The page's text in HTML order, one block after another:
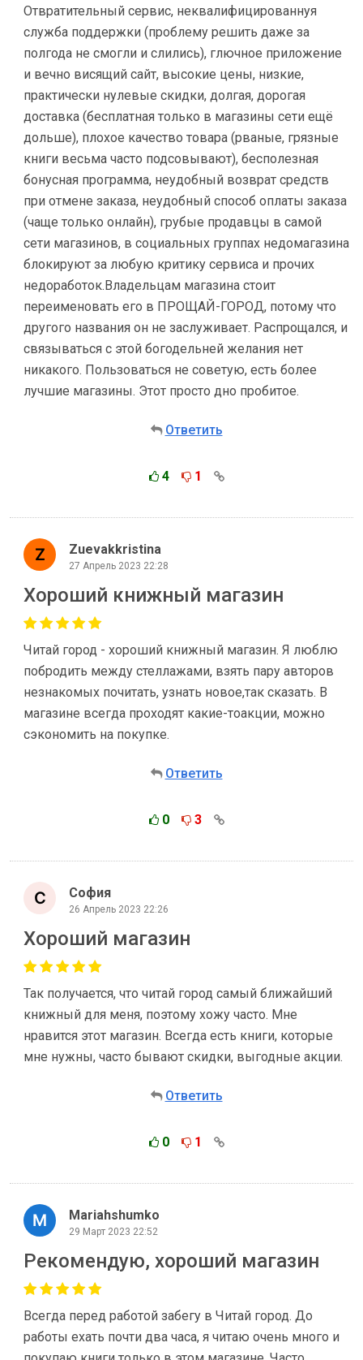
Отвратительный сервис, неквалифицированнуя
служба поддержки (проблему решить даже за
полгода не смогли и слились), глючное приложение
и вечно висящий сайт, высокие цены, низкие,
практически нулевые скидки, долгая, дорогая
доставка (бесплатная только в магазины сети ещё
дольше), плохое качество товара (рваные, грязные
книги весьма часто подсовывают), бесполезная
бонусная программа, неудобный возврат средств
при отмене заказа, неудобный способ оплаты заказа
(чаще только онлайн), грубые продавцы в самой
сети магазинов, в социальных группах недомагазина
блокируют за любую критику сервиса и прочих
недоработок.Владельцам магазина стоит
переименовать его в ПРОЩАЙ-ГОРОД, потому что
другого названия он не заслуживает. Распрощался, и
связываться с этой богодельней желания нет
никакого. Пользоваться не советую, есть более
лучшие магазины. Этот просто дно пробитое.
Ответить
4 1
Zuevakkristina
27 Апрель 2023 22:28
Хороший книжный магазин
Читай город - хороший книжный магазин. Я люблю
побродить между стеллажами, взять пару авторов
незнакомых почитать, узнать новое,так сказать. В
магазине всегда проходят какие-тоакции, можно
сэкономить на покупке.
Ответить
0 3
София
26 Апрель 2023 22:26
Хороший магазин
Так получается, что читай город самый ближайший
книжный для меня, поэтому хожу часто. Мне
нравится этот магазин. Всегда есть книги, которые
мне нужны, часто бывают скидки, выгодные акции.
Ответить
0 1
Mariahshumko
29 Март 2023 22:52
Рекомендую, хороший магазин
Всегда перед работой забегу в Читай город. До
работы ехать почти два часа, я читаю очень много и